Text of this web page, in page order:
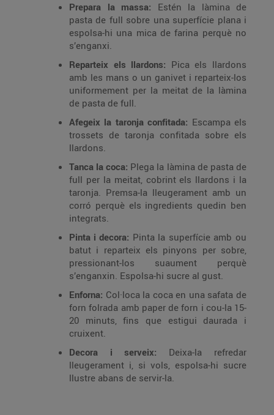
Prepara la massa: Estén la làmina de
pasta de full sobre una superfície plana i
espolsa-hi una mica de farina perquè no
s’enganxi.
Reparteix els llardons: Pica els llardons
amb les mans o un ganivet i reparteix-los
uniformement per la meitat de la làmina
de pasta de full.
Afegeix la taronja confitada: Escampa els
trossets de taronja confitada sobre els
llardons.
Tanca la coca: Plega la làmina de pasta de
full per la meitat, cobrint els llardons i la
taronja. Premsa-la lleugerament amb un
corró perquè els ingredients quedin ben
integrats.
Pinta i decora: Pinta la superfície amb ou
batut i reparteix els pinyons per sobre,
pressionant-los suaument perquè
s’enganxin. Espolsa-hi sucre al gust.
Enforna: Col·loca la coca en una safata de
forn folrada amb paper de forn i cou-la 15-
20 minuts, fins que estigui daurada i
cruixent.
Decora i serveix: Deixa-la refredar
lleugerament i, si vols, espolsa-hi sucre
llustre abans de servir-la.